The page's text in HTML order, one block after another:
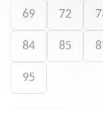
69 72
84 85
95